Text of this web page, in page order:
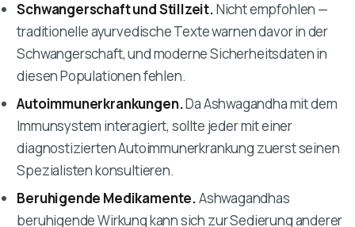
Schwangerschaft und Stillzeit.Nicht empfohlen —
traditionelle ayurvedische Texte warnen davor in der
Schwangerschaft, und moderne Sicherheitsdaten in
diesen Populationen fehlen.
Autoimmunerkrankungen.Da Ashwagandha mit dem
Immunsystem interagiert, sollte jeder mit einer
diagnostizierten Autoimmunerkrankung zuerst seinen
Spezialisten konsultieren.
Beruhigende Medikamente.Ashwagandhas
beruhigende Wirkung kann sich zur Sedierung anderer